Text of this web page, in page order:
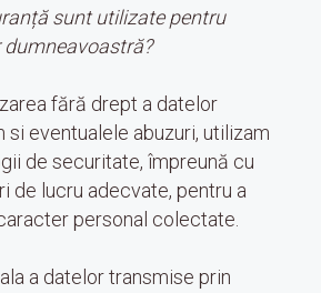
sunt utilizate pentru
fără drept a datelor
si eventualele abuzuri, utilizam
de securitate, împreună cu
de lucru adecvate, pentru a
personal colectate.
a datelor transmise prin